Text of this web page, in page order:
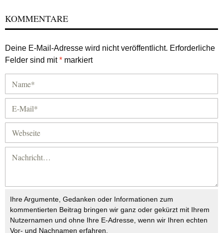
KOMMENTARE
Deine E-Mail-Adresse wird nicht veröffentlicht. Erforderliche
Felder sind mit* markiert
Ihre Argumente, Gedanken oder Informationen zum
kommentierten Beitrag bringen wir ganz oder gekürzt mit Ihrem
Nutzernamen und ohne Ihre E-Adresse, wenn wir Ihren echten
Vor- und Nachnamen erfahren.